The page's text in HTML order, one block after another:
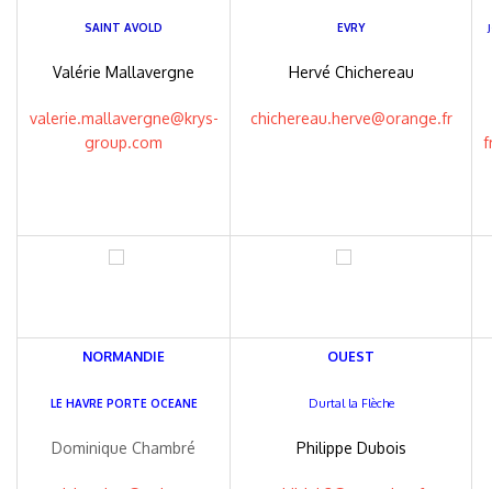
SAINT AVOLD
Valérie Mallavergne
valerie.mallavergne@krys-
group.com
EVRY
Hervé Chichereau
chichereau.herve@orange.fr
NORMANDIE
LE HAVRE PORTE OCEANE
Dominique Chambré
OUEST
Durtal la Flèche
Philippe Dubois